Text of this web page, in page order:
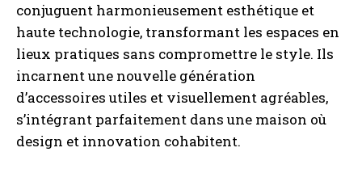
conjuguent harmonieusement esthétique et
haute technologie, transformant les espaces en
lieux pratiques sans compromettre le style. Ils
incarnent une nouvelle génération
d’accessoires utiles et visuellement agréables,
s’intégrant parfaitement dans une maison où
design et innovation cohabitent.